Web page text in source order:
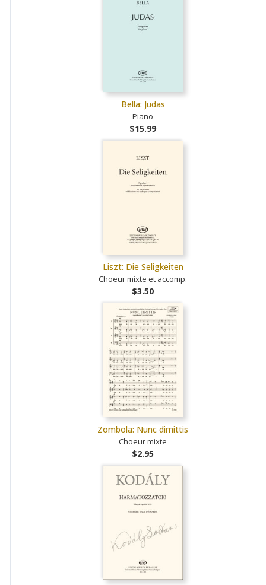
Bella: Judas
Piano
$15.99
Liszt: Die Seligkeiten
Choeur mixte et accomp.
$3.50
Zombola: Nunc dimittis
Choeur mixte
$2.95